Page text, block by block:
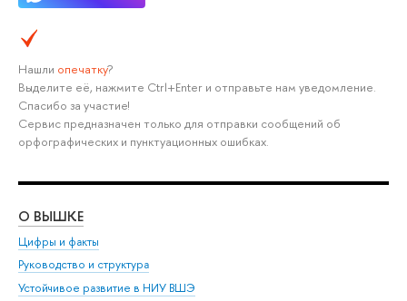
Нашли опечатку?
Выделите её, нажмите Ctrl+Enter и отправьте нам уведомление.
Спасибо за участие!
Сервис предназначен только для отправки сообщений об
орфографических и пунктуационных ошибках.
О ВЫШКЕ
Цифры и факты
Руководство и структура
Устойчивое развитие в НИУ ВШЭ